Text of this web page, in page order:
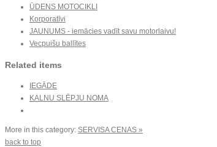
ŪDENS MOTOCIKLI
Korporatīvi
JAUNUMS - iemācies vadīt savu motorlaivu!
Vecpuišu ballītes
Related items
IEGĀDE
KALNU SLĒPJU NOMA
More in this category: SERVISA CENAS »
back to top